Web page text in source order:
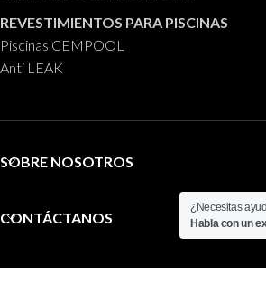
REVESTIMIENTOS PARA PISCINAS
Piscinas CEMPOOL
Anti LEAK
SOBRE NOSOTROS
CONTÁCTANOS
ACTUALIDAD
¿Necesitas
Habla con un